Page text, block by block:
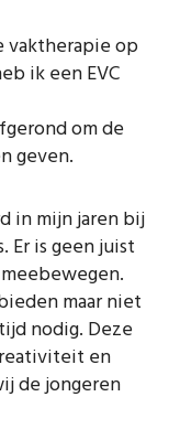
op
ik een EVC
om de
geven.
in mijn jaren bij
Er is geen juist
maar niet
nodig. Deze
en
de jongeren